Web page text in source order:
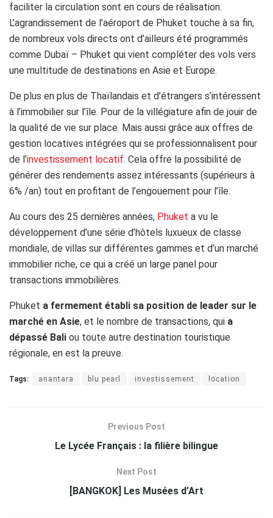
faciliter la circulation sont en cours de réalisation.
L’agrandissement de l’aéroport de Phuket touche à sa fin,
de nombreux vols directs ont d’ailleurs été programmés
comme Dubaï – Phuket qui vient compléter des vols vers
une multitude de destinations en Asie et Europe.
De plus en plus de Thaïlandais et d’étrangers s’intéressent
à l’immobilier sur l’île. Pour de la villégiature afin de jouir de
la qualité de vie sur place. Mais aussi grâce aux offres de
gestion locatives intégrées qui se professionnalisent pour
de l’investissement locatif. Cela offre la possibilité de
générer des rendements assez intéressants (supérieurs à
6% /an) tout en profitant de l’engouement pour l’île.
Au cours des 25 dernières années, Phuket a vu le
développement d’une série d’hôtels luxueux de classe
mondiale, de villas sur différentes gammes et d’un marché
immobilier riche, ce qui a créé un large panel pour
transactions immobilières.
Phuket a fermement établi sa position de leader sur le
marché en Asie, et le nombre de transactions, qui a
dépassé Bali ou toute autre destination touristique
régionale, en est la preuve.
Tags: anantara blu pearl investissement location
Previous Post
Le Lycée Français : la filière bilingue
Next Post
[BANGKOK] Les Musées d’Art